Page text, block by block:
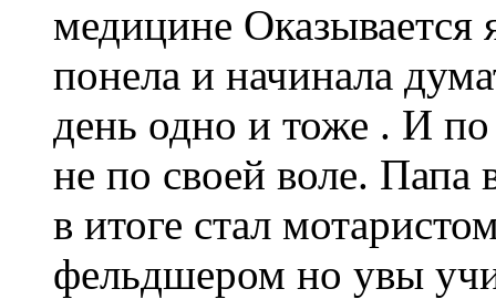
медицине Оказывается
понела и начинала
день одно и тоже . И
не по своей воле. Папа
в итоге стал
фельдшером но увы